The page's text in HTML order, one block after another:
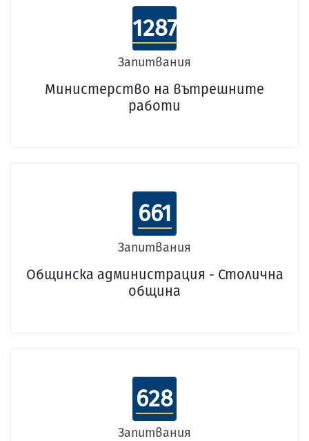
1287
Запитвания
Министерство на вътрешните
работи
661
Запитвания
Общинска администрация - Столична
община
628
Запитвания